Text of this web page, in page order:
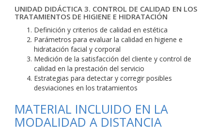
UNIDAD DIDÁCTICA 3. CONTROL DE CALIDAD EN LOS
TRATAMIENTOS DE HIGIENE E HIDRATACIÓN
Definición y criterios de calidad en estética
Parámetros para evaluar la calidad en higiene e
hidratación facial y corporal
Medición de la satisfacción del cliente y control de
calidad en la prestación del servicio
Estrategias para detectar y corregir posibles
desviaciones en los tratamientos
MATERIAL INCLUIDO EN LA
MODALIDAD A DISTANCIA